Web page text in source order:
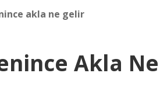
akla ne gelir
Akla